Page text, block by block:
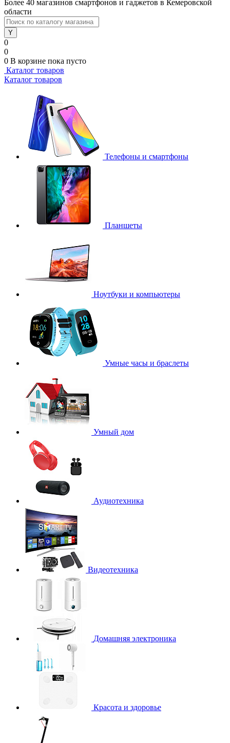
Более 40 магазинов смартфонов и гаджетов в Кемеровской
области
0
0
0 В корзине пока пусто
Каталог товаров
Каталог товаров
Телефоны и смартфоны
Планшеты
Ноутбуки и компьютеры
Умные часы и браслеты
Умный дом
Аудиотехника
Видеотехника
Домашняя электроника
Красота и здоровье